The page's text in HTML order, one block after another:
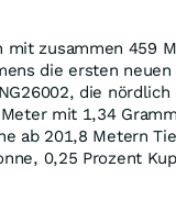
mit zusammen 459
die ersten neuen
die nördlich
mit 1,34
ab 201,8 Metern
0,25 Prozent